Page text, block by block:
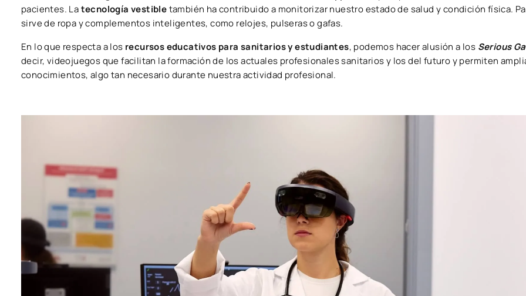
pacientes. Latecnología vestibletambién ha contribuido a monitorizar nuestro estado de salud y condición física.
sirve de ropa y complementos inteligentes, como relojes, pulseras o gafas.
En lo que respecta a los recursos educativos para sanitarios y estudiantes, podemos hacer alusión a los Serious
decir, videojuegos que facilitan la formación de los actuales profesionales sanitarios y los del futuro y permiten
conocimientos, algo tan necesario durante nuestra actividad profesional.